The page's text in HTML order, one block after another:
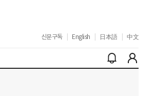
신문구독 English 日本語 中文